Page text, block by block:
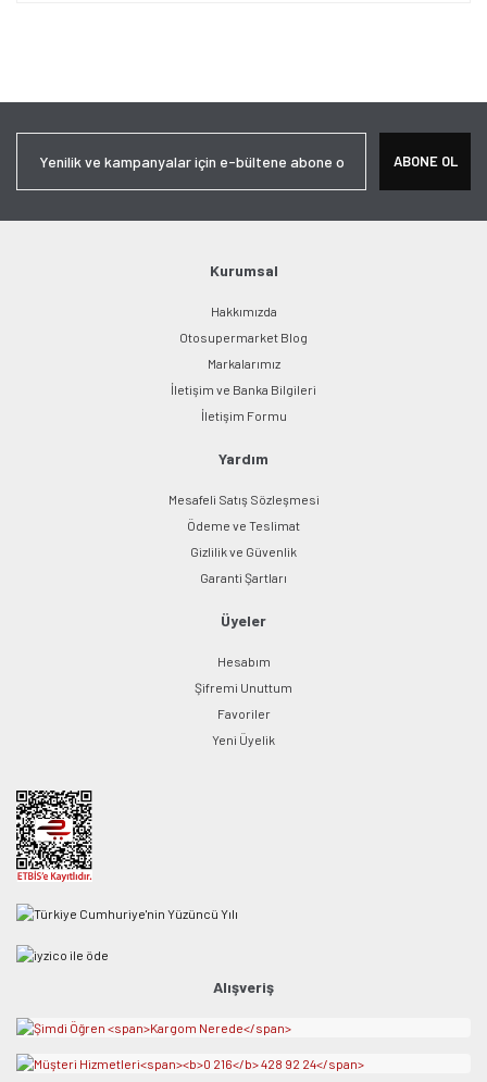
Ürün açıklamasında eksik bilgiler bulunuyor.
Bu ürüne benzer farklı alternatifler olmalı.
Gönder
ABONE OL
Kurumsal
Hakkımızda
Otosupermarket Blog
Markalarımız
İletişim ve Banka Bilgileri
İletişim Formu
Yardım
Mesafeli Satış Sözleşmesi
Ödeme ve Teslimat
Gizlilik ve Güvenlik
Garanti Şartları
Üyeler
Hesabım
Şifremi Unuttum
Favoriler
Yeni Üyelik
Alışveriş